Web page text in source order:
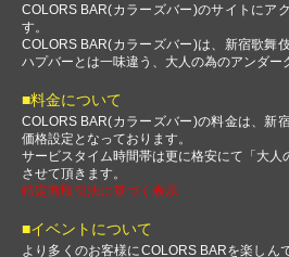
COLORS BAR(カラーズバー)のサイトにア
す。
COLORS BAR(カラーズバー)は、新宿歌舞
ハプバーとは一味違う、大人の為のアンダー
■料金について
COLORS BAR(カラーズバー)の料金は、新
価格設定となっております。
サービスタイム時間帯は更に格安にて「大人
させて頂きます。
特定商取引法に基づく表示
■イベントについて
より多くのお客様にCOLORS BARを楽しん